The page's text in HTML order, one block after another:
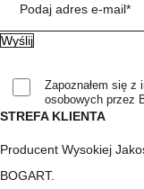
STREFA KLIENTA
Producent Wysokiej
BOGART.
Podaj adres e-mail*
Zapoznałem się z
osobowych przez